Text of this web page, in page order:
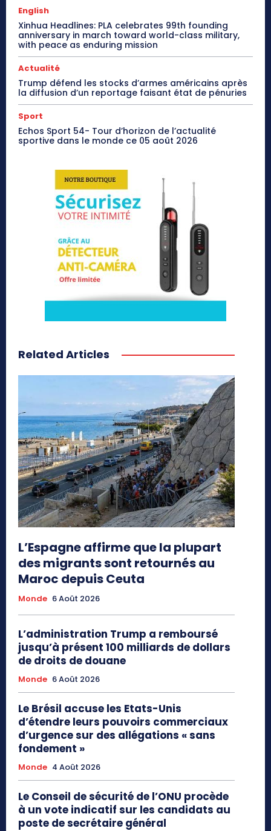
English
Xinhua Headlines: PLA celebrates 99th founding
anniversary in march toward world-class military,
with peace as enduring mission
Actualité
Trump défend les stocks d’armes américains après
la diffusion d’un reportage faisant état de pénuries
Sport
Echos Sport 54- Tour d’horizon de l’actualité
sportive dans le monde ce 05 août 2026
Related Articles
L’Espagne affirme que la plupart
des migrants sont retournés au
Maroc depuis Ceuta
Monde 6 Août 2026
L’administration Trump a remboursé
jusqu’à présent 100 milliards de dollars
de droits de douane
Monde 6 Août 2026
Le Brésil accuse les Etats-Unis
d’étendre leurs pouvoirs commerciaux
d’urgence sur des allégations « sans
fondement »
Monde 4 Août 2026
Le Conseil de sécurité de l’ONU procède
à un vote indicatif sur les candidats au
poste de secrétaire général